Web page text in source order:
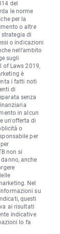
del
le norme
per la
o altre
di
o indicazioni
nell'ambito
sugli
of Laws 2019,
è
i fatti noti
di
senza
in alcun
un'offerta di
o
per
non si
anche
Nel
su
questi
ai risultati
indicative
lo fa